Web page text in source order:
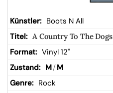
Boots N All
A Country To The Dogs
Vinyl 12"
M/ M
Rock